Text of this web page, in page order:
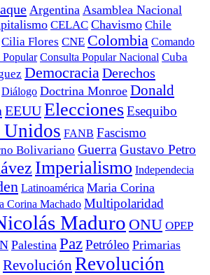
Argentina Asamblea Nacional
CELAC Chavismo Chile
Cilia Flores CNE Colombia Comando
Popular Consulta Popular Nacional Cuba
Democracia Derechos
Diálogo Doctrina Monroe Donald
EEUUEleccionesEsequibo
Unidos FANB Fascismo
Bolivariano Guerra Gustavo Petro
Imperialismo Independecia
Latinoamérica Maria Corina
Corina Machado Multipolaridad
Maduro ONU OPEP
Palestina PazPetróleo Primarias
Revolución Revolución